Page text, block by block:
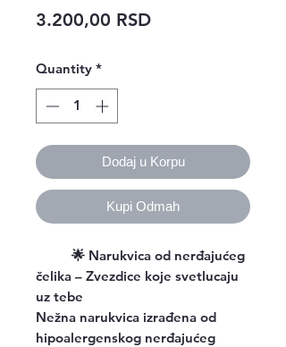
3.200,00 RSDPrice
Quantity *
Dodaj u Korpu
Kupi Odmah
🌟 Narukvica od nerđajućeg
čelika – Zvezdice koje svetlucaju
uz tebe
Nežna narukvica izrađena od
hipoalergenskog nerđajućeg